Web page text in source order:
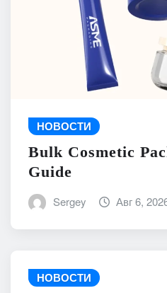
НОВОСТИ
Bulk Cosmetic
Guide
Sergey Авг 6,
НОВОСТИ